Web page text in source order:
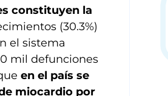
constituyen la
(30.3%)
el sistema
mil defunciones
en el país se
miocardio por